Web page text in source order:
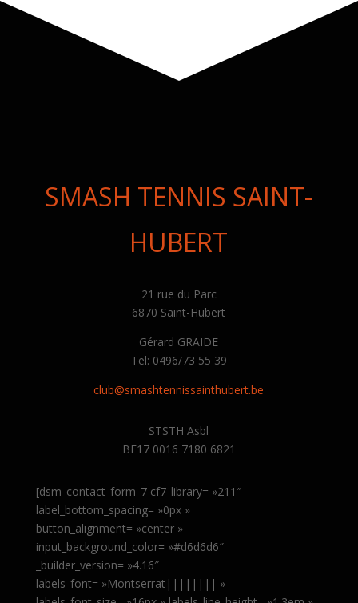
SMASH TENNIS SAINT-
HUBERT
21 rue du Parc
6870 Saint-Hubert
Gérard GRAIDE
Tel: 0496/73 55 39
club@smashtennissainthubert.be
STSTH Asbl
BE17 0016 7180 6821
[dsm_contact_form_7 cf7_library= »211″
label_bottom_spacing= »0px »
button_alignment= »center »
input_background_color= »#d6d6d6″
_builder_version= »4.16″
labels_font= »Montserrat|||||||| »